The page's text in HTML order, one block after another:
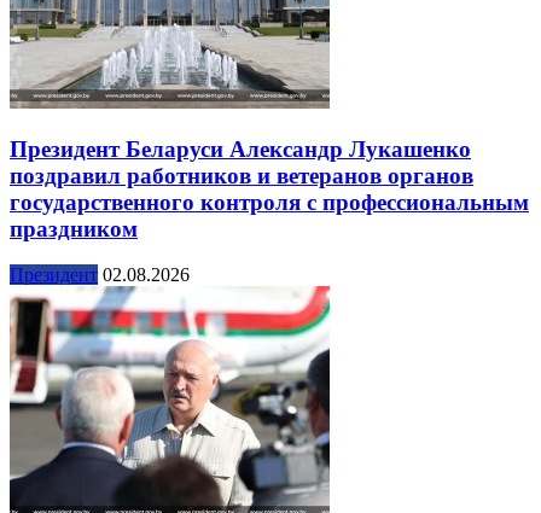
Президент Беларуси Александр Лукашенко
поздравил работников и ветеранов органов
государственного контроля с профессиональным
праздником
Президент 02.08.2026